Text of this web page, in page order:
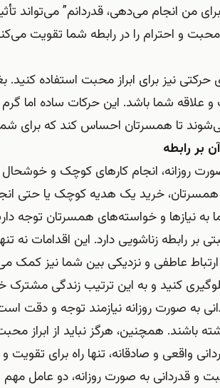
من انجام می‌دهی، قدردانم” می‌تواند
و احترام را در رابطه شما تقویت
حرکتی نیز برای ابراز محبت استفاده
شما باشد. این حرکات ساده اما
تا همسرتان احساس کند که برای
بر رابطه
روزانه، انجام کارهای کوچک و
خرید یک هدیه کوچک یا حتی
به نیازها و خواسته‌های همسرتان توجه
بر رابطه زناشویی دارد. این اقدامات
عاطفی و نزدیکی بین شما نیز کمک
کنید و به این ترتیب زندگی مشترک
به صورت روزانه نیازمند توجه و دقت
باشند. همچنین، هرگز نباید از ابراز
واقعی و صادقانه، تنها راه برای تقویت
و قدردانی به صورت روزانه، دو عامل